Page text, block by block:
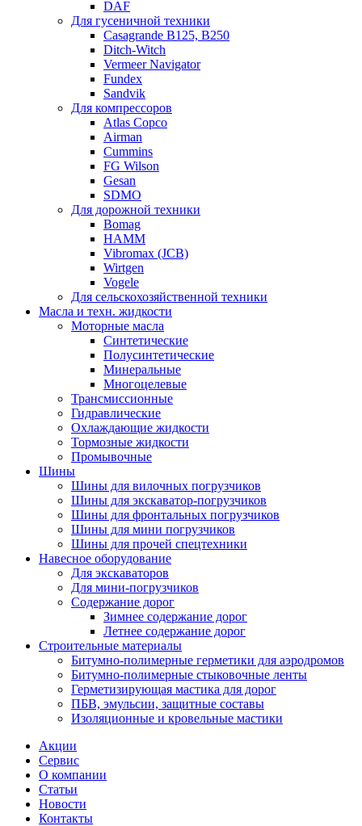
DAF
Для гусеничной техники
Casagrande B125, B250
Ditch-Witch
Vermeer Navigator
Fundex
Sandvik
Для компрессоров
Atlas Copco
Airman
Cummins
FG Wilson
Gesan
SDMO
Для дорожной техники
Bomag
HAMM
Vibromax (JCB)
Wirtgen
Vogele
Для сельскохозяйственной техники
Масла и техн. жидкости
Моторные масла
Синтетические
Полусинтетические
Минеральные
Многоцелевые
Трансмиссионные
Гидравлические
Охлаждающие жидкости
Тормозные жидкости
Промывочные
Шины
Шины для вилочных погрузчиков
Шины для экскаватор-погрузчиков
Шины для фронтальных погрузчиков
Шины для мини погрузчиков
Шины для прочей спецтехники
Навесное оборудование
Для экскаваторов
Для мини-погрузчиков
Содержание дорог
Зимнее содержание дорог
Летнее содержание дорог
Строительные материалы
Битумно-полимерные герметики для аэродромов
Битумно-полимерные стыковочные ленты
Герметизирующая мастика для дорог
ПБВ, эмульсии, защитные составы
Изоляционные и кровельные мастики
Акции
Сервис
О компании
Статьи
Новости
Контакты